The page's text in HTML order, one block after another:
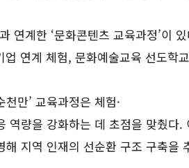
연계한 ‘문화콘텐츠 교육과정’이
연계 체험, 문화예술교육 선도학
만’ 교육과정은 체험·
량을 강화하는 데 초점을 맞췄다.
해 지역 인재의 선순환 구조 구축을